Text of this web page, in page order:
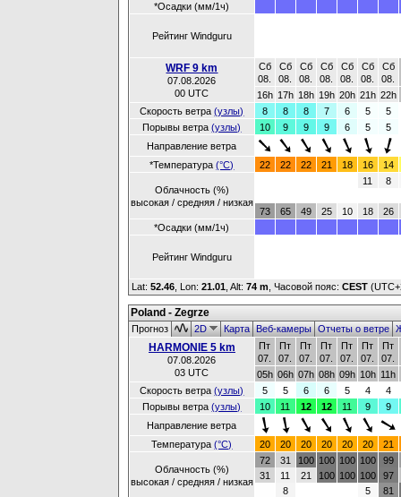
*Осадки (мм/1ч)
Рейтинг Windguru
WRF 9 km
07.08.2026
00 UTC
Сб
08.
Сб
08.
Сб
08.
Сб
08.
Сб
08.
Сб
08.
Сб
08.
16h 17h 18h 19h 20h 21h 22h
Скорость ветра(узлы) 8 8 8 7 6 5
5
Порывы ветра(узлы) 10 9 9 9 6 5
5
Направление ветра
*Температура(°C) 22 22 22 21 18 16 14
Облачность (%)
высокая / средняя / низкая
73
65 49 25 10
11
18
8
26
*Осадки (мм/1ч)
Рейтинг Windguru
Lat: 52.46 , Lon: 21.01 Alt: 74 m , Часовой пояс: CEST
Poland - Zegrze
Прогноз 2D КартаВеб-камерыОтчеты о ветре
HARMONIE 5 km
07.08.2026
03 UTC
Пт
07.
Пт
07.
Пт
07.
Пт
07.
Пт
07.
Пт
07.
Пт
07.
05h 06h 07h 08h 09h 10h 11h
Скорость ветра(узлы) 5 5 6 6 5 4
4
Порывы ветра(узлы) 10 11 12 12 11 9
9
Направление ветра
Температура(°C) 20 20 20 20 20 20 21
Облачность (%)
высокая / средняя / низкая
72
31
31
11
8
100
21
100
100
100
100
100
100
5
99
97
81